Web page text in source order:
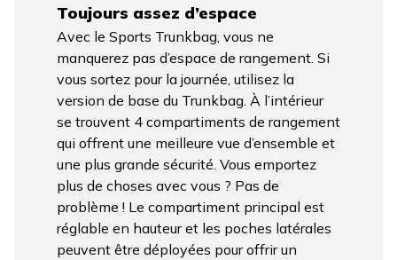
Toujours assez d’espace
Avec le Sports Trunkbag, vous ne
manquerez pas d’espace de rangement. Si
vous sortez pour la journée, utilisez la
version de base du Trunkbag. À l’intérieur
se trouvent 4 compartiments de rangement
qui offrent une meilleure vue d’ensemble et
une plus grande sécurité. Vous emportez
plus de choses avec vous ? Pas de
problème ! Le compartiment principal est
réglable en hauteur et les poches latérales
peuvent être déployées pour offrir un